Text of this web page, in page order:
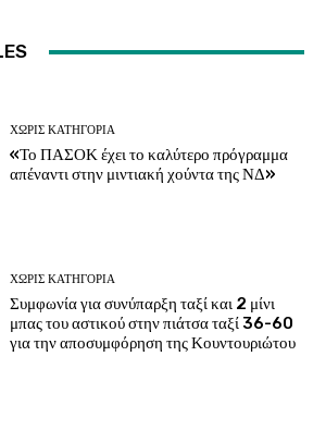
ΧΩΡΊΣ ΚΑΤΗΓΟΡΊΑ
«Το ΠΑΣΟΚ έχει το καλύτερο πρόγραμμα
απέναντι στην μιντιακή χούντα της ΝΔ»
ΧΩΡΊΣ ΚΑΤΗΓΟΡΊΑ
Συμφωνία για συνύπαρξη ταξί και 2 μίνι
μπας του αστικού στην πιάτσα ταξί 36-60
για την αποσυμφόρηση της Κουντουριώτου